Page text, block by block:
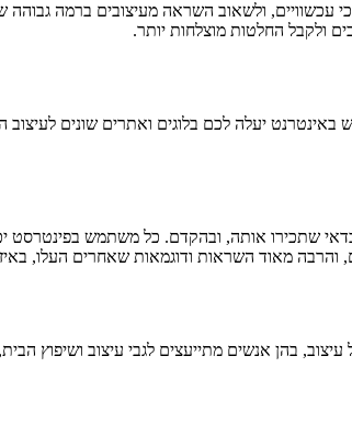
עכשוויים, ולשאוב השראה מעיצובים ברמה גבוהה
ולקבל החלטות מוצלחות יותר.
באינטרנט יעלה לכם בלוגים ואתרים שונים לעיצוב
שתכירו אותה, ובהקדם. כל משתמש בפינטרסט
והרבה מאוד השראות ודוגמאות שאחרים העלו,
עיצוב, בהן אנשים מתייעצים לגבי עיצוב